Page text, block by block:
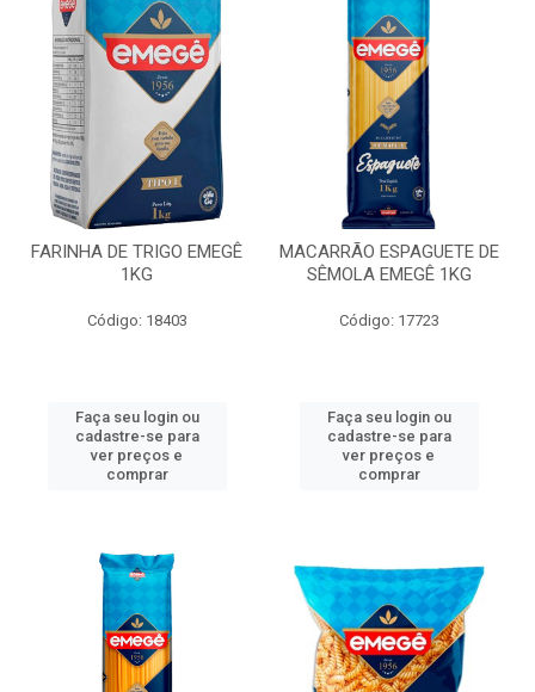
FARINHA DE TRIGO EMEGÊ
1KG
Código: 18403
Faça seu login ou
cadastre-se para
ver preços e
comprar
MACARRÃO ESPAGUETE DE
SÊMOLA EMEGÊ 1KG
Código: 17723
Faça seu login ou
cadastre-se para
ver preços e
comprar